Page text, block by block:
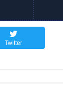
Twitter